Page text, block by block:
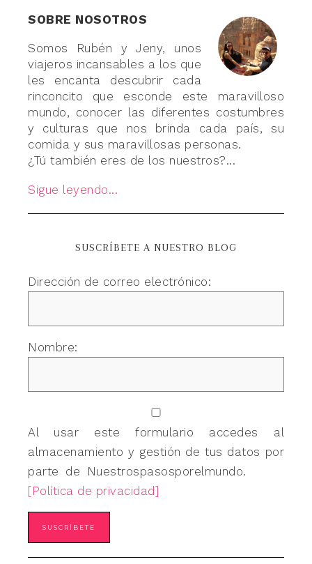
SOBRE NOSOTROS
Somos Rubén y Jeny, unos
viajeros incansables a los que
les encanta descubrir cada
rinconcito que esconde este maravilloso
mundo, conocer las diferentes costumbres
y culturas que nos brinda cada país, su
comida y sus maravillosas personas.
¿Tú también eres de los nuestros?...
Sigue leyendo...
SUSCRÍBETE A NUESTRO BLOG
Dirección de correo electrónico:
Nombre:
Al usar este formulario accedes al
almacenamiento y gestión de tus datos por
parte de Nuestrospasosporelmundo.
[Política de privacidad]